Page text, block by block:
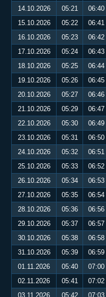
14.10.2026
05:21 06:40
15.10.2026
05:22 06:41
16.10.2026
05:23 06:42
17.10.2026
05:24 06:43
18.10.2026
05:25 06:44
19.10.2026
05:26 06:45
20.10.2026
05:27 06:46
21.10.2026
05:29 06:47
22.10.2026
05:30 06:49
23.10.2026
05:31 06:50
24.10.2026
05:32 06:51
25.10.2026
05:33 06:52
26.10.2026
05:34 06:53
27.10.2026
05:35 06:54
28.10.2026
05:36 06:56
29.10.2026
05:37 06:57
30.10.2026
05:38 06:58
31.10.2026
05:39 06:59
01.11.2026
05:40 07:00
02.11.2026
05:41 07:02
03.11.2026
05:42 07:03